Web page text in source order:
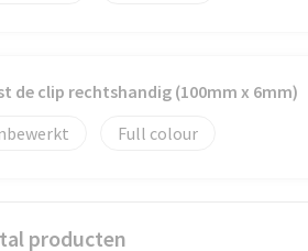
de clip rechtshandig (100mm x 6mm)
Full colour
producten